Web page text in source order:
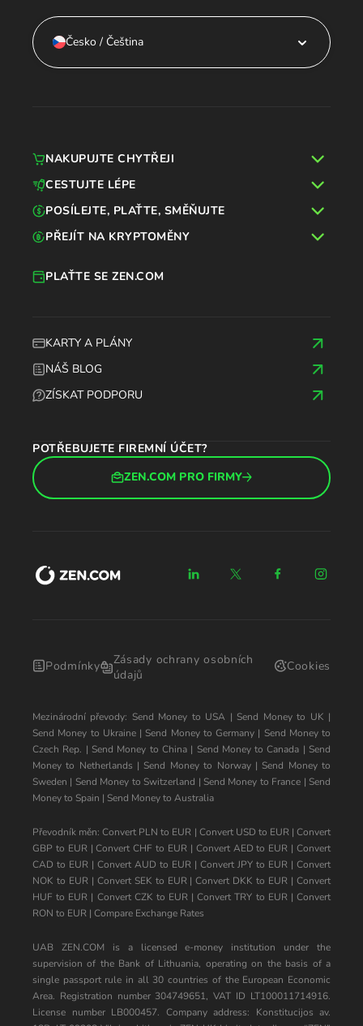
Česko / Čeština
KARTY A PLÁNY
NÁŠ BLOG
ZÍSKAT PODPORU
PLAŤTE SE ZEN.COM
POTŘEBUJETE FIREMNÍ ÚČET?
ZEN.COM PRO FIRMY
NAKUPUJTE CHYTŘEJI
CESTUJTE LÉPE
POSÍLEJTE, PLAŤTE, SMĚŇUJTE
PŘEJÍT NA KRYPTOMĚNY
Podmínky
Zásady ochrany osobních
údajů
Cookies
Mezinárodní převody: Send Money to USA | Send Money to UK |
Send Money to Ukraine| Send Money to Germany | Send Money to
Czech Rep. | Send Money to China| Send Money to Canada | Send
Money to Netherlands | Send Money to Norway| Send Money to
Sweden | Send Money to Switzerland | Send Money to France | Send
Money to Spain | Send Money to Australia
Převodník měn:Convert PLN to EUR | Convert USD to EUR|Convert
GBP to EUR|Convert CHF to EUR | Convert AED to EUR |Convert
CAD to EUR | Convert AUD to EUR | Convert JPY to EUR | Convert
NOK to EUR| Convert SEK to EUR|Convert DKK to EUR |Convert
HUF to EUR | Convert CZK to EUR |Convert TRY to EUR|Convert
RON to EUR | Compare Exchange Rates
UAB ZEN.COM is a licensed e-money institution under the
supervision of the Bank of Lithuania, operating on the basis of a
single passport rule in all 30 countries of the European Economic
Area. Registration number 304749651, VAT ID LT100011714916.
License number LB000457. Company address: Konstitucijos av.